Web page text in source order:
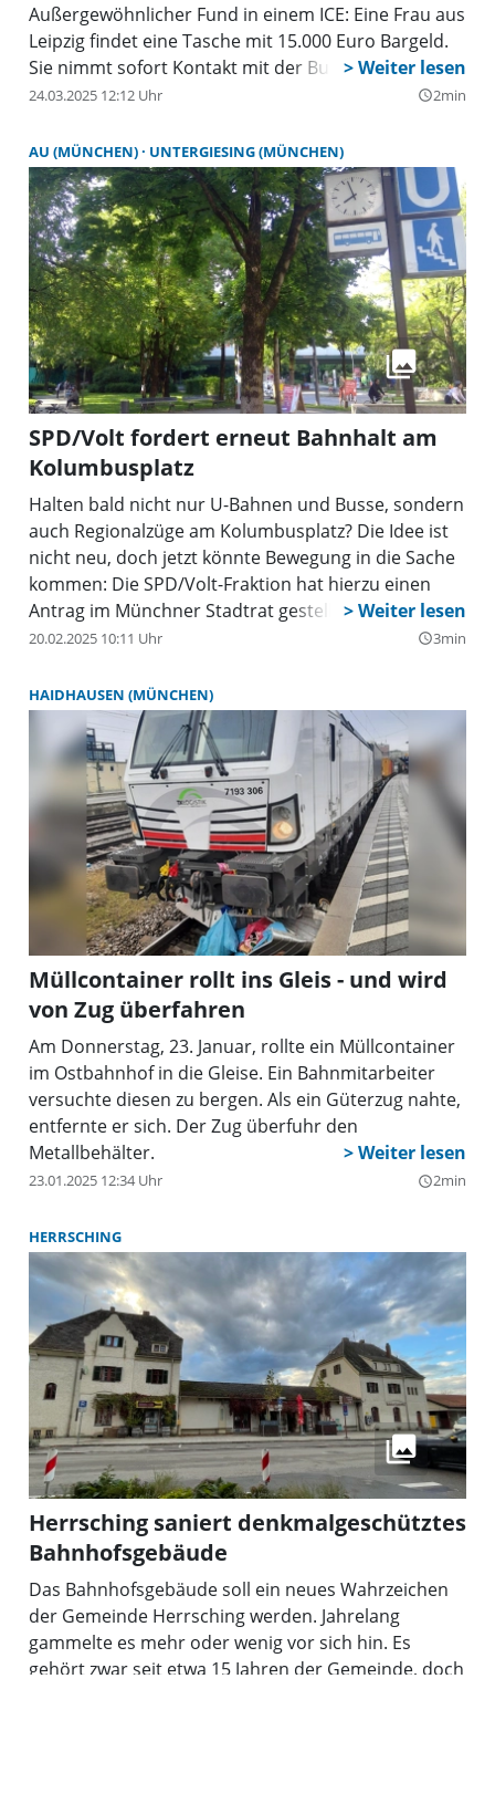
Außergewöhnlicher Fund in einem ICE: Eine Frau aus
Leipzig findet eine Tasche mit 15.000 Euro Bargeld.
Sie nimmt sofort Kontakt mit der Bundespolizei auf.
24.03.2025 12:12 Uhr query_builder2min
AU (MÜNCHEN) UNTERGIESING (MÜNCHEN)
SPD/Volt fordert erneut Bahnhalt am
Kolumbusplatz
Halten bald nicht nur U-Bahnen und Busse, sondern
auch Regionalzüge am Kolumbusplatz? Die Idee ist
nicht neu, doch jetzt könnte Bewegung in die Sache
kommen: Die SPD/Volt-Fraktion hat hierzu einen
Antrag im Münchner Stadtrat gestellt.
20.02.2025 10:11 Uhr query_builder3min
HAIDHAUSEN (MÜNCHEN)
Müllcontainer rollt ins Gleis - und wird
von Zug überfahren
Am Donnerstag, 23. Januar, rollte ein Müllcontainer
im Ostbahnhof in die Gleise. Ein Bahnmitarbeiter
versuchte diesen zu bergen. Als ein Güterzug nahte,
entfernte er sich. Der Zug überfuhr den
Metallbehälter.
23.01.2025 12:34 Uhr query_builder2min
HERRSCHING
Herrsching saniert denkmalgeschütztes
Bahnhofsgebäude
Das Bahnhofsgebäude soll ein neues Wahrzeichen
der Gemeinde Herrsching werden. Jahrelang
gammelte es mehr oder wenig vor sich hin. Es
gehört zwar seit etwa 15 Jahren der Gemeinde, doch